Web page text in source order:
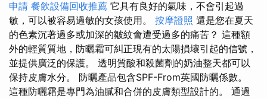
申請 餐飲設備回收推薦 它具有良好的氣味，不會引起過
敏，可以被容易過敏的女孩使用。 按摩證照 還是您在夏天
的色素沉著過多或加深的皺紋會遭受過多的痛苦？ 這種額
外的輕質質地，防曬霜可糾正現有的太陽損壞引起的信號，
並提供廣泛的保護。 透明質酸和殺菌劑的奶油整天都可以
保持皮膚水分。 防曬產品包含SPF-From英國防曬係數。
這種防曬霜是專門為油膩和合併的皮膚類型設計的。 通過